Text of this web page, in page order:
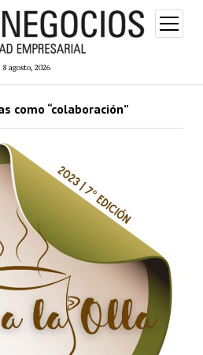
8 agosto, 2026
abrir
menú
como “colaboración”